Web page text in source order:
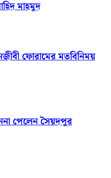
মাহমুদ
ফোরামের মতবিনিময়
পেলেন সৈয়দপুর